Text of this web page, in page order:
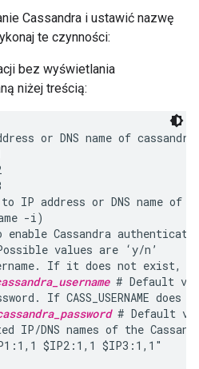
Cassandra i ustawić nazwę
te czynności:
bez wyświetlania
niżej treścią:
or DNS name of cassandra
IP address or DNS name of
-i)
Cassandra
Possible values are ‘y/n’
If it does not exist,
# Default
If CASS_USERNAME
# Default
IP/DNS names of the
$IP2:1,1 $IP3:1,1"